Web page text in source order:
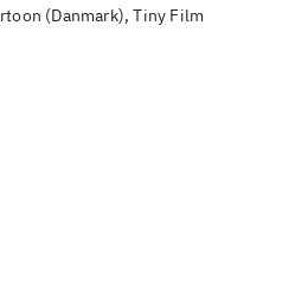
(Danmark), Tiny Film